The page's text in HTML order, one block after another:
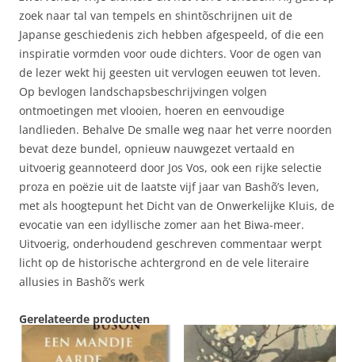
zoek naar tal van tempels en shintõschrijnen uit de
Japanse geschiedenis zich hebben afgespeeld, of die een
inspiratie vormden voor oude dichters. Voor de ogen van
de lezer wekt hij geesten uit vervlogen eeuwen tot leven.
Op bevlogen landschapsbeschrijvingen volgen
ontmoetingen met vlooien, hoeren en eenvoudige
landlieden. Behalve De smalle weg naar het verre noorden
bevat deze bundel, opnieuw nauwgezet vertaald en
uitvoerig geannoteerd door Jos Vos, ook een rijke selectie
proza en poëzie uit de laatste vijf jaar van Bashõ’s leven,
met als hoogtepunt het Dicht van de Onwerkelijke Kluis, de
evocatie van een idyllische zomer aan het Biwa-meer.
Uitvoerig, onderhoudend geschreven commentaar werpt
licht op de historische achtergrond en de vele literaire
allusies in Bashõ’s werk
Gerelateerde producten